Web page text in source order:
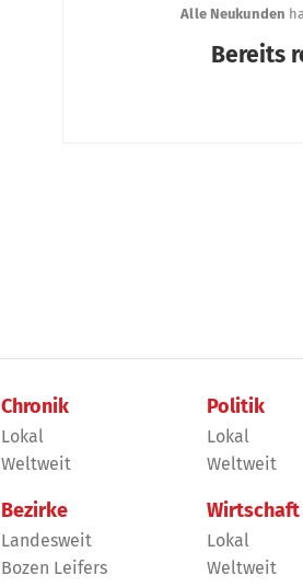
Chronik
Lokal
Weltweit
Bezirke
Landesweit
Bozen Leifers
Politik
Lokal
Weltweit
Wirtschaft
Lokal
Weltweit